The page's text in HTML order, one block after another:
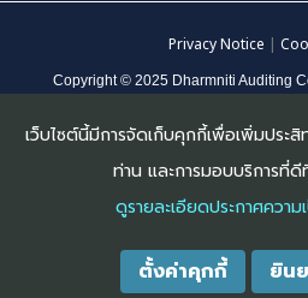
บริษัท สอบบัญชีธรรมนิติ จำกัด
178 อาคารธรรมนิติ ชั้น 6-7 ซอย
ประชาชื่น แขวงบางซื่อ เขตบางซื่อ กรุ
โทรศัพท์ : 0 2596 0500 ต่อ 327
เว็บไซต์นี้มีการจัดเก็บคุกกี้เพื่อเพิ่มประ
ท่าน และการมอบบริการที่ดี
ดูรายละเอียดประกาศควา
ตั้งค่าคุกกี้ ยิน